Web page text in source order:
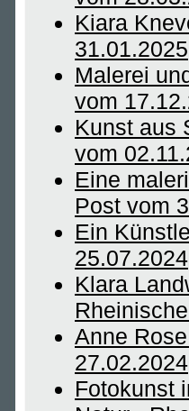
Kiara
31.01.2025
Malerei
vom
Kunst aus
vom
Eine
Post vom
Ein
25.07.2024
Klara
Anne
27.02.2024
Fotokunst